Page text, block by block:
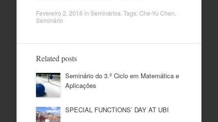
Fevereiro 2, 2016 in Seminários. Tags:Che-Yu Chen
Seminário
Related posts
Seminário do 3.º Ciclo em Matemática e
Aplicações
SPECIAL FUNCTIONS’ DAY AT UBI